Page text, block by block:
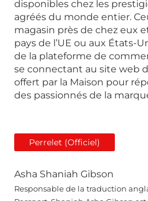
disponibles chez les
agréés du monde entier.
magasin près de chez eux
pays de l’UE ou aux États-
de la plateforme de
se connectant au site web
offert par la Maison pour
des passionnés de la
Perrelet (Officiel)
Asha Shaniah Gibson
Responsable de la traduction